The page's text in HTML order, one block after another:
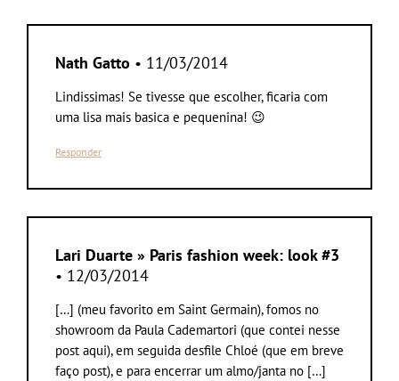
Nath Gatto • 11/03/2014
Lindissimas! Se tivesse que escolher, ficaria com
uma lisa mais basica e pequenina! 😉
Responder
Lari Duarte » Paris fashion week: look #3
• 12/03/2014
[…] (meu favorito em Saint Germain), fomos no
showroom da Paula Cademartori (que contei nesse
post aqui), em seguida desfile Chloé (que em breve
faço post), e para encerrar um almo/janta no […]